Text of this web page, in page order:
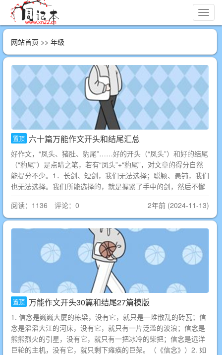
切
换
网站首页 >> 年级
置顶 六十篇万能作文开头和结尾汇总
好作文，“凤头、猪肚、豹尾”……好的开头（“凤头”）和好的结尾
（“豹尾”）是点睛之笔，若有“凤头”+“豹尾”，对文章的得分自然
能提分不少。1．长剑、短剑，我们无法选择；聪颖、愚钝，我们
也无法选择。我们所能选择的，就是握紧了手中的剑，然后不懈
阅读：1136 评论：0
2年前 (2024-11-13)
置顶 万能作文开头30篇和结尾27篇模版
1. 信念是巍巍大厦的栋梁，没有它，就只是一堆散乱的砖瓦；信
念是滔滔大江的河床，没有它，就只有一片泛滥的波浪；信念是
熊熊烈火的引星，没有它，就只有一把冰冷的柴把；信念是远洋
巨轮的主机，没有它，就只剩下瘫痪的巨架。（《信念》）2. 如